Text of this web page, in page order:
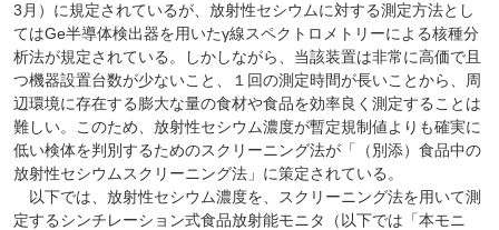
3月）に規定されているが、放射性セシウムに対する測定方法とし
てはGe半導体検出器を用いたγ線スペクトロメトリーによる核種分
析法が規定されている。しかしながら、当該装置は非常に高価で且
つ機器設置台数が少ないこと、１回の測定時間が長いことから、周
辺環境に存在する膨大な量の食材や食品を効率良く測定することは
難しい。このため、放射性セシウム濃度が暫定規制値よりも確実に
低い検体を判別するためのスクリーニング法が「（別添）食品中の
放射性セシウムスクリーニング法」に策定されている。
以下では、放射性セシウム濃度を、スクリーニング法を用いて測
定するシンチレーション式食品放射能モニタ（以下では「本モニ